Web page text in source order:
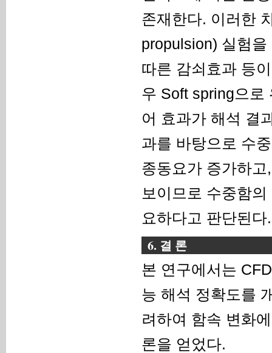
존재한다. 이러한
propulsion) 실험
따른 감쇠효과 등
우 Soft spring으로
어 효과가 해석 결
과를 바탕으로 수
종동요가 증가하
보이므로 수중함
요하다고 판단된다.
6. 결 론
본 연구에서는
능 해석 정확도를
려하여 함속 변화
론을 얻었다.